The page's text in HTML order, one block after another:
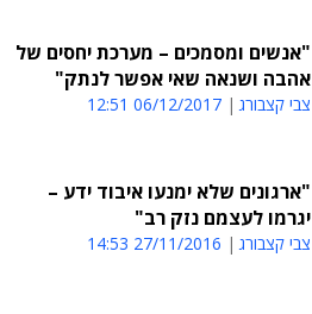
"אנשים ומסמכים – מערכת יחסים של
אהבה ושנאה שאי אפשר לנתק"
צבי קצבורג 06/12/2017 12:51
"ארגונים שלא ימנעו איבוד ידע –
יגרמו לעצמם נזק רב"
צבי קצבורג 27/11/2016 14:53